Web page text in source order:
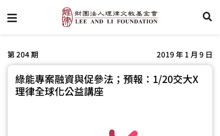
第 204 期 2019 年 1 月 9 日
綠能專案融資與促參法；預報：1/20交大X
理律全球化公益講座